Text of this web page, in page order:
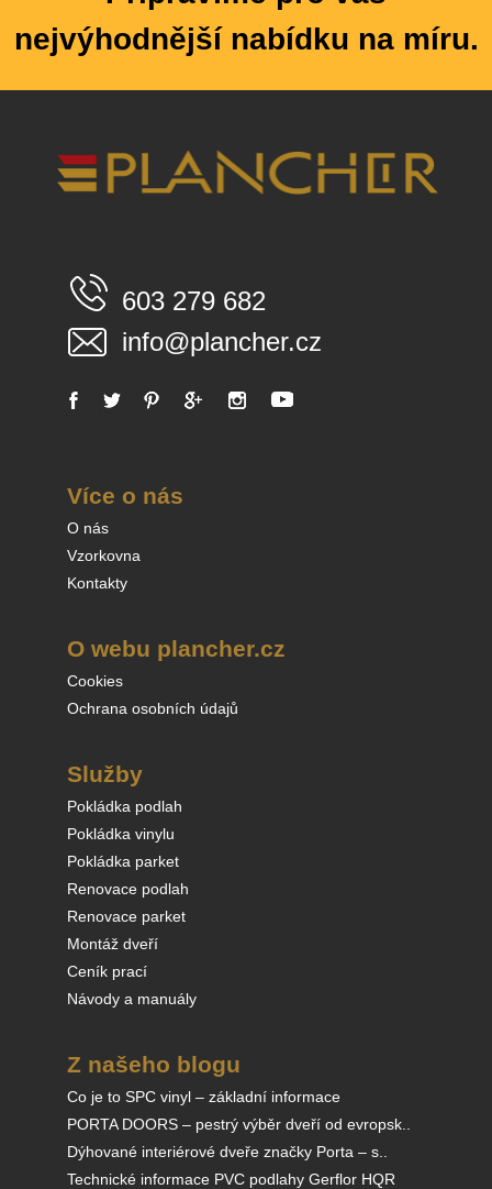
nejvýhodnější nabídku na míru.
603 279 682
info@plancher.cz
Více o nás
O nás
Vzorkovna
Kontakty
O webu plancher.cz
Cookies
Ochrana osobních údajů
Služby
Pokládka podlah
Pokládka vinylu
Pokládka parket
Renovace podlah
Renovace parket
Montáž dveří
Ceník prací
Návody a manuály
Z našeho blogu
Co je to SPC vinyl – základní informace
PORTA DOORS – pestrý výběr dveří od evropsk..
Dýhované interiérové dveře značky Porta – s..
Technické informace PVC podlahy Gerflor HQR